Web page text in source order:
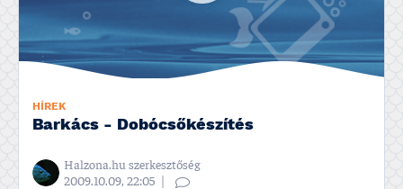
HÍREK
Barkács - Dobócsőkészí­tés
Halzona.hu szerkesztőség
2009.10.09, 22:05